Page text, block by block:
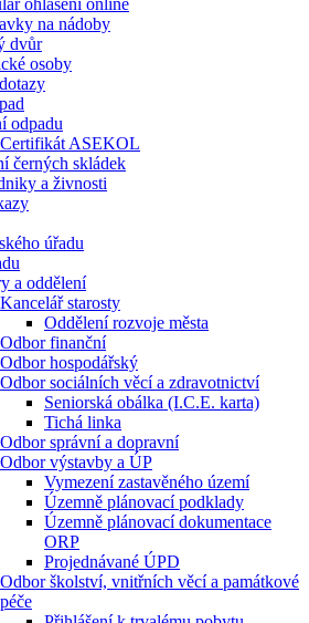
ohlášení online
na nádoby
dvůr
osoby
odpadu
Certifikát ASEKOL
černých skládek
a živnosti
úřadu
a oddělení
Kancelář starosty
Oddělení rozvoje města
Odbor finanční
Odbor hospodářský
Odbor sociálních věcí a zdravotnictví
Seniorská obálka (I.C.E. karta)
Tichá linka
Odbor správní a dopravní
Odbor výstavby a ÚP
Vymezení zastavěného území
Územně plánovací podklady
Územně plánovací dokumentace
ORP
Projednávané ÚPD
Odbor školství, vnitřních věcí a památkové
péče